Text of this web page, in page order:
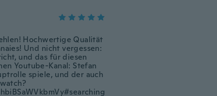
Hochwertige Qualität
Und nicht vergessen:
und das für diesen
Youtube-Kanal: Stefan
spiele, und der auch